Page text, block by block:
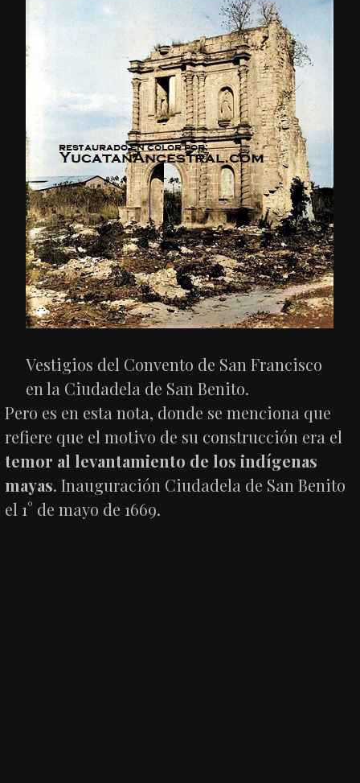
Vestigios del Convento de San Francisco
en la Ciudadela de San Benito.
Pero es en esta nota, donde se menciona que
refiere que el motivo de su construcción era el
temor al levantamiento de los indígenas
mayas. Inauguración Ciudadela de San Benito
el 1° de mayo de 1669.